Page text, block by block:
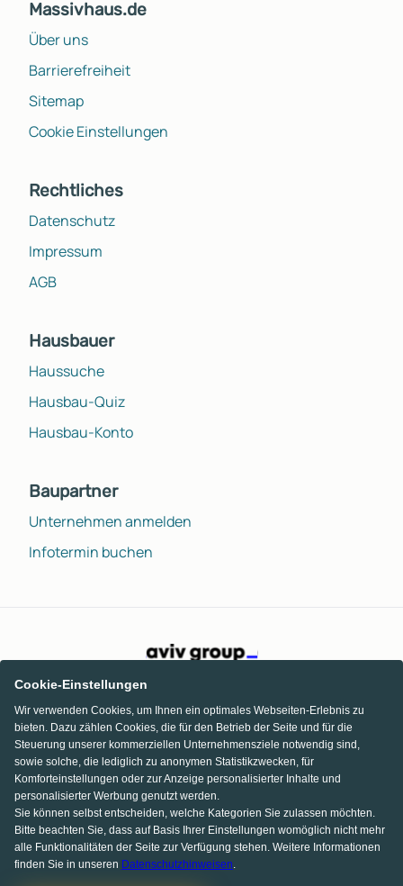
Massivhaus.de
Über uns
Barrierefreiheit
Sitemap
Cookie Einstellungen
Rechtliches
Datenschutz
Impressum
AGB
Hausbauer
Haussuche
Hausbau-Quiz
Hausbau-Konto
Baupartner
Unternehmen anmelden
Infotermin buchen
Cookie-Einstellungen
Wir verwenden Cookies, um Ihnen ein optimales Webseiten-Erlebnis zu
bieten. Dazu zählen Cookies, die für den Betrieb der Seite und für die
Steuerung unserer kommerziellen Unternehmensziele notwendig sind,
sowie solche, die lediglich zu anonymen Statistikzwecken, für
Komforteinstellungen oder zur Anzeige personalisierter Inhalte und
personalisierter Werbung genutzt werden.
Sie können selbst entscheiden, welche Kategorien Sie zulassen möchten.
Bitte beachten Sie, dass auf Basis Ihrer Einstellungen womöglich nicht mehr
alle Funktionalitäten der Seite zur Verfügung stehen. Weitere Informationen
finden Sie in unseren Datenschutzhinweisen.